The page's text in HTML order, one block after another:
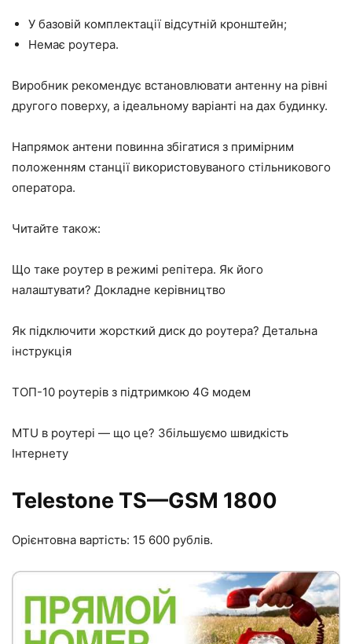
У базовій комплектації відсутній кронштейн;
Немає роутера.
Виробник рекомендує встановлювати антенну на рівні
другого поверху, а ідеальному варіанті на дах будинку.
Напрямок антени повинна збігатися з примірним
положенням станції використовуваного стільникового
оператора.
Читайте також:
Що таке роутер в режимі репітера. Як його
налаштувати? Докладне керівництво
Як підключити жорсткий диск до роутера? Детальна
інструкція
ТОП-10 роутерів з підтримкою 4G модем
MTU в роутері — що це? Збільшуємо швидкість
Інтернету
Telestone TS—GSM 1800
Орієнтовна вартість: 15 600 рублів.